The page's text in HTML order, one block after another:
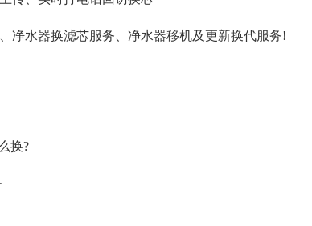
净水器换滤芯服务、净水器移机及更新换代服务!
换?